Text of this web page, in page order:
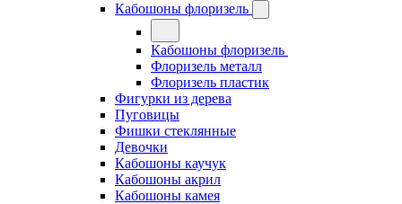
Кабошоны флоризель
Кабошоны флоризель
Флоризель металл
Флоризель пластик
Фигурки из дерева
Пуговицы
Фишки стеклянные
Девочки
Кабошоны каучук
Кабошоны акрил
Кабошоны камея